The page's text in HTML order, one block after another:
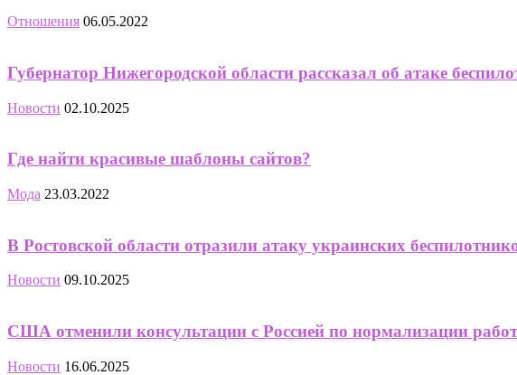
Отношения 06.05.2022
Губернатор Нижегородской области рассказал об атаке
Новости 02.10.2025
Где найти красивые шаблоны сайтов?
Мода 23.03.2022
В Ростовской области отразили атаку украинских
Новости 09.10.2025
США отменили консультации с Россией по нормализации
Новости 16.06.2025